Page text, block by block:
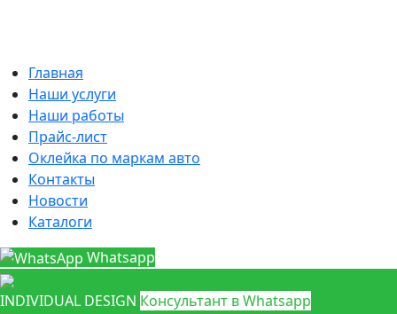
Главная
Наши услуги
Наши работы
Прайс-лист
Оклейка по маркам авто
Контакты
Новости
Каталоги
Whatsapp
INDIVIDUAL DESIGN Консультант в Whatsapp